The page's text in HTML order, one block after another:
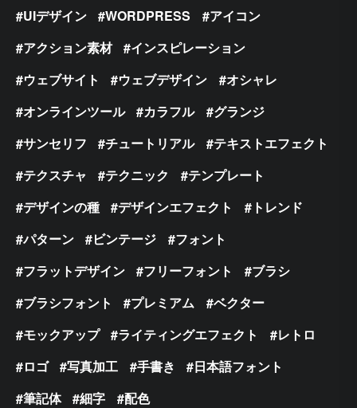
UIデザイン
WORDPRESS
アイコン
アクション素材
インスピレーション
ウェブサイト
ウェブデザイン
オシャレ
オンラインツール
カラフル
グランジ
サンセリフ
チュートリアル
テキストエフェクト
テクスチャ
テクニック
テンプレート
デザインの種
デザインエフェクト
トレンド
パターン
ビンテージ
フォント
フラットデザイン
フリーフォント
ブラシ
ブラシフォント
プレミアム
ベクター
モックアップ
ライティングエフェクト
レトロ
ロゴ
写真加工 手書き
日本語フォント
筆記体
細字 配色